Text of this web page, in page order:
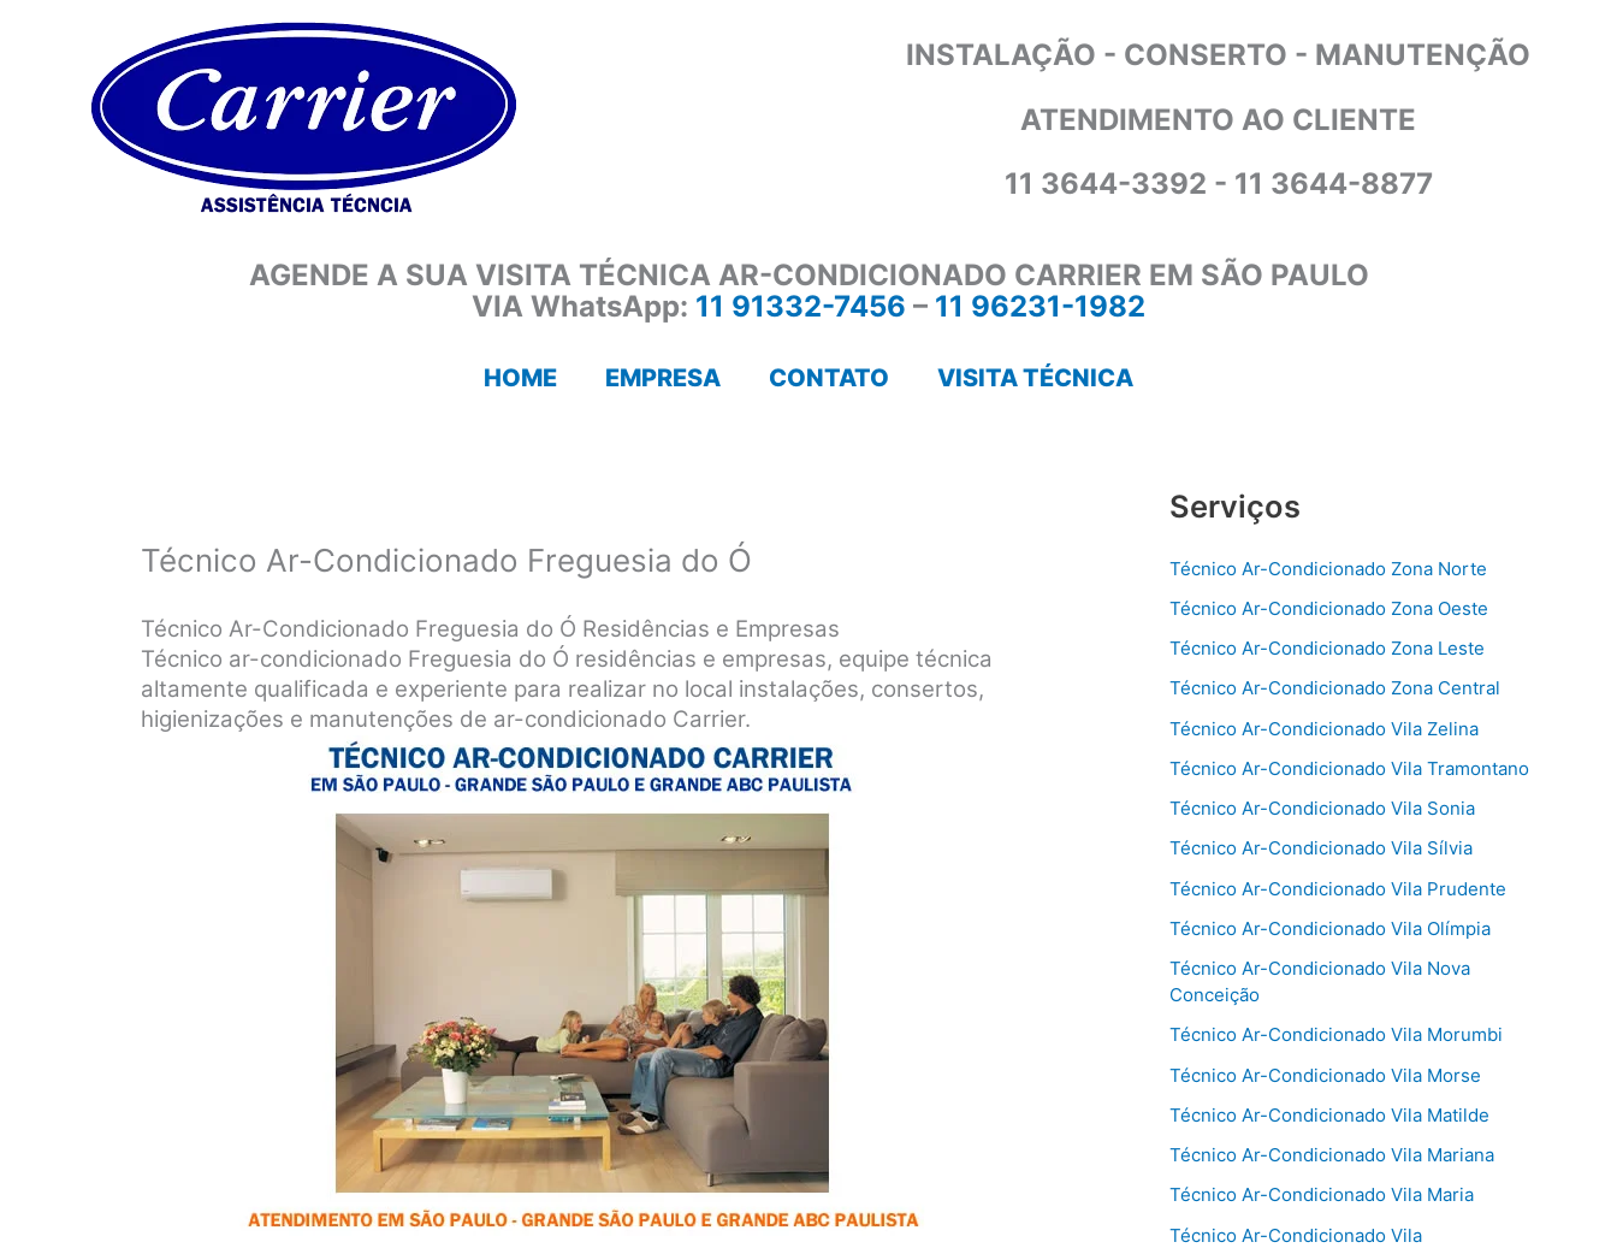
INSTALAÇÃO - CONSERTO - MANUTENÇÃO
ATENDIMENTO AO CLIENTE
11 3644-3392 - 11 3644-8877
AGENDE A SUA VISITA TÉCNICA AR-CONDICIONADO CARRIER EM SÃO PAULO
VIA WhatsApp: 11 91332-7456 – 11 96231-1982
HOME EMPRESA CONTATO VISITA TÉCNICA
Técnico Ar-Condicionado Freguesia do Ó
Técnico Ar-Condicionado Freguesia do Ó Residências e Empresas
Técnico ar-condicionado Freguesia do Ó residências e empresas, equipe técnica
altamente qualificada e experiente para realizar no local instalações, consertos,
higienizações e manutenções de ar-condicionado Carrier.
Serviços
Técnico Ar-Condicionado Zona Norte
Técnico Ar-Condicionado Zona Oeste
Técnico Ar-Condicionado Zona Leste
Técnico Ar-Condicionado Zona Central
Técnico Ar-Condicionado Vila Zelina
Técnico Ar-Condicionado Vila Tramontano
Técnico Ar-Condicionado Vila Sonia
Técnico Ar-Condicionado Vila Sílvia
Técnico Ar-Condicionado Vila Prudente
Técnico Ar-Condicionado Vila Olímpia
Técnico Ar-Condicionado Vila Nova
Conceição
Técnico Ar-Condicionado Vila Morumbi
Técnico Ar-Condicionado Vila Morse
Técnico Ar-Condicionado Vila Matilde
Técnico Ar-Condicionado Vila Mariana
Técnico Ar-Condicionado Vila Maria
Técnico Ar-Condicionado Vila